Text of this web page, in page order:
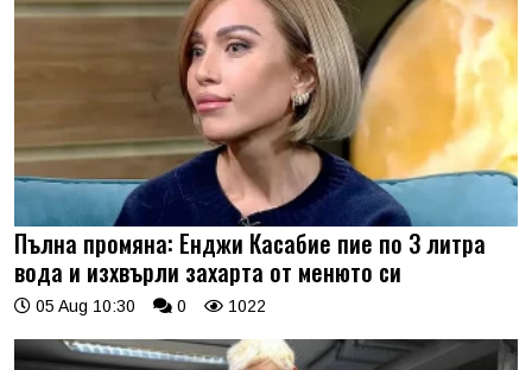
Пълна промяна: Енджи Касабие пие по 3 литра
вода и изхвърли захарта от менюто си
05 Aug 10:30 0 1022